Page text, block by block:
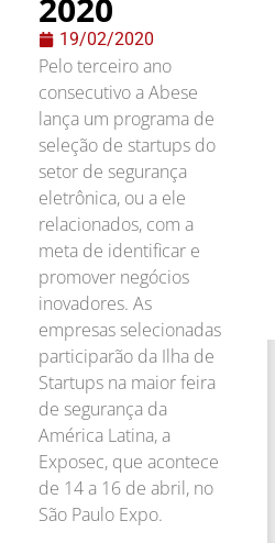
2020
19/02/2020
Pelo terceiro ano
consecutivo a Abese
lança um programa de
seleção de startups do
setor de segurança
eletrônica, ou a ele
relacionados, com a
meta de identificar e
promover negócios
inovadores. As
empresas selecionadas
participarão da Ilha de
Startups na maior feira
de segurança da
América Latina, a
Exposec, que acontece
de 14 a 16 de abril, no
São Paulo Expo.